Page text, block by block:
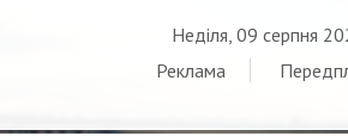
Неділя, 09 серпня
Реклама